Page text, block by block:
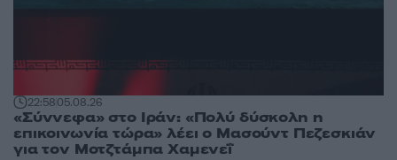
22:5805.08.26
«Σύννεφα» στο Ιράν: «Πολύ δύσκολη η
επικοινωνία τώρα» λέει ο Μασούντ Πεζεσκιάν
για τον Μοτζτάμπα Χαμενεΐ